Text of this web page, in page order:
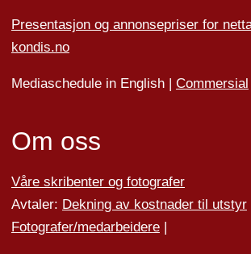
Presentasjon og annonsepriser for
kondis.no
Mediaschedule in English | Commersial
Om oss
Våre skribenter og fotografer
Avtaler: Dekning av kostnader til utstyr
Fotografer/medarbeidere|